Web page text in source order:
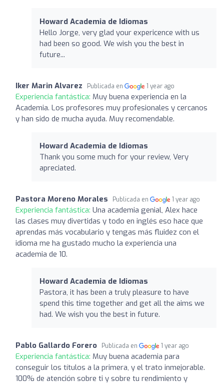
Howard Academia de Idiomas
Hello Jorge, very glad your expericence with us
had been so good. We wish you the best in
future...
Iker Marin Alvarez Publicada en 1 year ago
Experiencia fantástica: Muy buena experiencia en la
Academia. Los profesores muy profesionales y cercanos
y han sido de mucha ayuda. Muy recomendable.
Howard Academia de Idiomas
Thank you some much for your review, Very
apreciated.
Pastora Moreno Morales Publicada en 1 year ago
Experiencia fantástica: Una academia genial, Alex hace
las clases muy divertidas y todo en inglés eso hace que
aprendas más vocabulario y tengas más fluidez con el
idioma me ha gustado mucho la experiencia una
academia de 10.
Howard Academia de Idiomas
Pastora, it has been a truly pleasure to have
spend this time together and get all the aims we
had. We wish you the best in future.
Pablo Gallardo Forero Publicada en 1 year ago
Experiencia fantástica: Muy buena academia para
conseguir los títulos a la primera, y el trato inmejorable.
100% de atención sobre ti y sobre tu rendimiento y